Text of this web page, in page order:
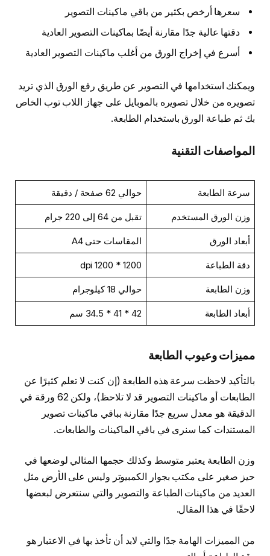
سعرها أرخص بكثير من باقي ماكينات التصوير
دقتها عالية جدًا مقارنة أيضًا بماكينات التصوير العادية
أسرع في إخراج الورق من أغلب ماكينات التصوير العادية
ويمكنك استخدامها في التصوير عن طريق رفع الورق الذي تريد
تصويره من خلال تصويره بالموبايل على جهاز اللاب توب الخاص
بك ثم طباعة الورق باستخدام الطابعة.
المواصفات التقنية
سرعة الطابعة حوالي 62 صفحة / دقيقة
وزن الورق المستخدم تقبل من 64 إلى 220 جرام
أبعاد الورق المقاسات حتى A4
دقة الطباعة 1200 * 1200 dpi
وزن الطابعة حوالي 18 كيلوجرام
أبعاد الطابعة 42 * 41 * 34.5 سم
مميزات وعيوب الطابعة
بالتأكيد لاحظت سرعة هذه الطابعة (إن كنت لا تعلم كثيرًا عن
الطابعات أو ماكينات التصوير قد لا تلاحظ)، ولكن 62 ورقة في
الدقيقة هو معدل سريع جدًا مقارنة بباقي ماكينات تصوير
المستندات كما سنرى في باقي الماكينات والطابعات.
وزن الطابعة يعتبر متوسط وكذلك حجمها المثالي لوضعها في
حيز صغير على مكتب بجوار الكمبيوتر وليس على الأرض مثل
العديد من ماكينات الطباعة والتصوير والتي سنتعرض لبعضها
لاحقًا في هذا المقال.
من المميزات الهامة جدًا والتي لابد أن تأخذ بها في الاعتبار هو